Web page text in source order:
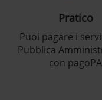
Pratico
Puoi pagare i
Pubblica
con pagoPA